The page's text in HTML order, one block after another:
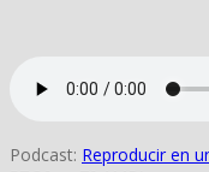
Podcast: Reproducir en